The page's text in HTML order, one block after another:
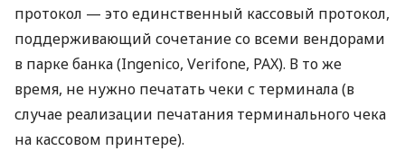
протокол — это единственный кассовый протокол,
поддерживающий сочетание со всеми вендорами
в парке банка (Ingenico, Verifone, PAX). В то же
время, не нужно печатать чеки с терминала (в
случае реализации печатания терминального чека
на кассовом принтере).